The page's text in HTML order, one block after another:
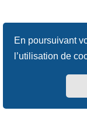
En poursuivant
l’utilisation de